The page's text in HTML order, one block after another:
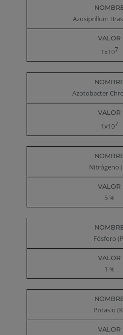
Azosiprillum
1x107
Azotobacter
1x107
Nitrógeno
5 %
Fósforo
1 %
Potasio